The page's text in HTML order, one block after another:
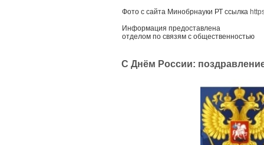
Фото с сайта Минобрнауки РТ ссылка
Информация предоставлена
отделом по связям с общественностью
С Днём России: